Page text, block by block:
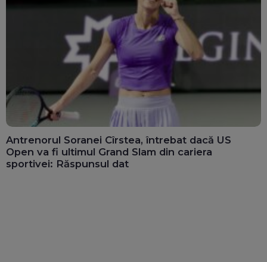
Antrenorul Soranei Cîrstea, întrebat dacă US
Open va fi ultimul Grand Slam din cariera
sportivei: Răspunsul dat